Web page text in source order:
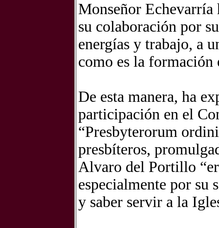
Monseñor Echevarría
su colaboración por
energías y trabajo, a
como es la formación
De esta manera, ha
participación en el
“Presbyterorum
presbíteros,
Alvaro del Portillo
especialmente por su
y saber servir a la